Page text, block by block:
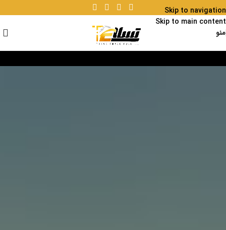
Skip to navigation
Skip to main content
منو